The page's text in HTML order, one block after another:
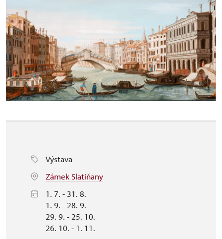
Výstava
Zámek Slatiňany
1. 7. - 31. 8.
1. 9. - 28. 9.
29. 9. - 25. 10.
26. 10. - 1. 11.